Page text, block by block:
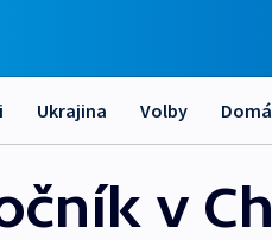
Ukrajina Volby
v